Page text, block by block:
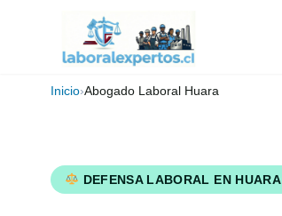
Inicio›Abogado Laboral Huara
DEFENSA LABORAL EN HUARA